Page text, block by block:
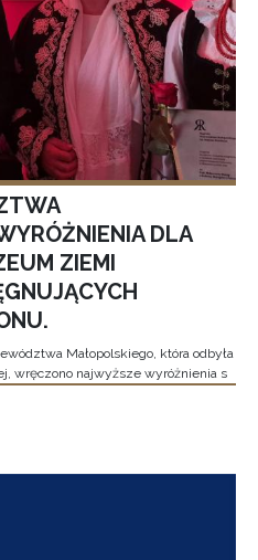
DLA
ZIEMI
Małopolskiego, która odbyła
wręczono najwyższe wyróżnienia s